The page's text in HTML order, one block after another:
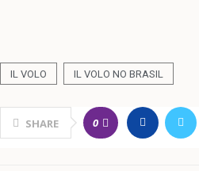
IL VOLO IL VOLO NO BRASIL
SHARE 0